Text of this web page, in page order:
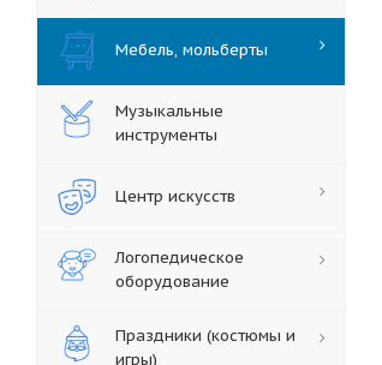
Мебель, мольберты
Музыкальные
инструменты
Центр искусств
Логопедическое
оборудование
Праздники (костюмы и
игры)